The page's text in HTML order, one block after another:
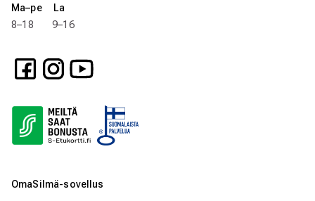
Ma–pe La
8–18 9–16
OmaSilmä-sovellus